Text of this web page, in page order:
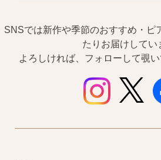
ピアスホールのお悩み相談
ピアスホールアドバイザー
10日間返品保証
チタン純度99.5%、素材に
SNSでは新作や季節のおすすめ・ピ
たりお届けしてい
よろしければ、フォローして覗い